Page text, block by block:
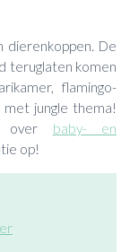
dierenkoppen. De
teruglaten komen
flamingo-
jungle thema!
over baby- en
op!